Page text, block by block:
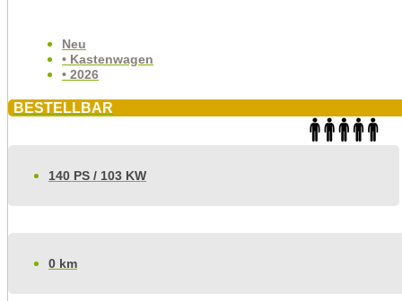
Neu
• Kastenwagen
• 2026
BESTELLBAR
140 PS / 103 KW
0 km